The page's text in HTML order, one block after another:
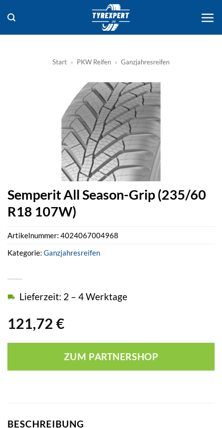
Inhalt
springen
Start » PKW Reifen » Ganzjahresreifen
Semperit All Season-Grip (235/60
R18 107W)
121,72 €
Lieferzeit: 2 – 4 Werktage
ZUM PARTNERSHOP
Artikelnummer: 4024067004968
Kategorie: Ganzjahresreifen
BESCHREIBUNG